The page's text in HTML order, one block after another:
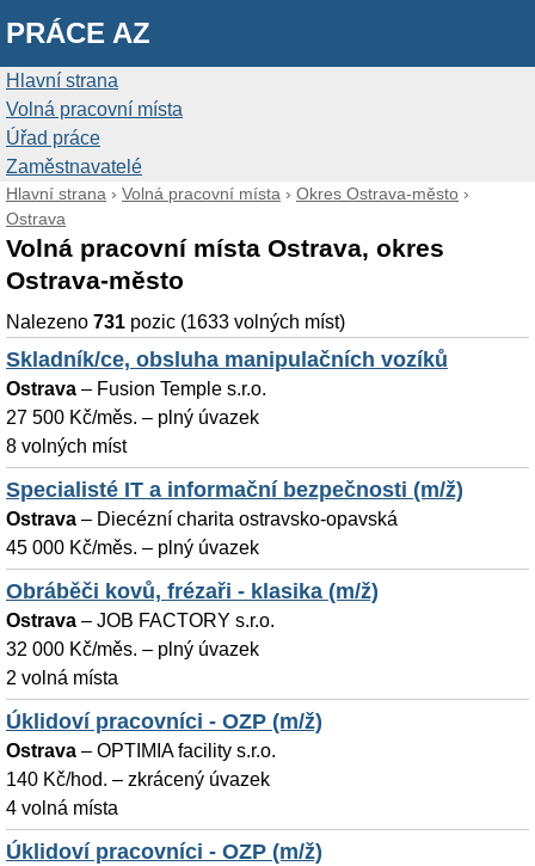
PRÁCE AZ
Hlavní strana
Volná pracovní místa
Úřad práce
Zaměstnavatelé
Hlavní strana › Volná pracovní místa › Okres Ostrava-město ›
Ostrava
Volná pracovní místa Ostrava, okres
Ostrava-město
Nalezeno 731 pozic (1633 volných míst)
Skladník/ce, obsluha manipulačních vozíků
Ostrava – Fusion Temple s.r.o.
27 500 Kč/měs. – plný úvazek
8 volných míst
Specialisté IT a informační bezpečnosti (m/ž)
Ostrava – Diecézní charita ostravsko-opavská
45 000 Kč/měs. – plný úvazek
Obráběči kovů, frézaři - klasika (m/ž)
Ostrava – JOB FACTORY s.r.o.
32 000 Kč/měs. – plný úvazek
2 volná místa
Úklidoví pracovníci - OZP (m/ž)
Ostrava – OPTIMIA facility s.r.o.
140 Kč/hod. – zkrácený úvazek
4 volná místa
Úklidoví pracovníci - OZP (m/ž)